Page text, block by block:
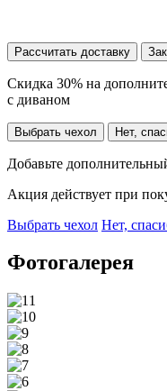
Рассчитать доставку
Скидка 30% на
с диваном
Выбрать чехол Нет,
Добавьте
Акция действует при
Выбрать чехол Нет,
Фотогалерея